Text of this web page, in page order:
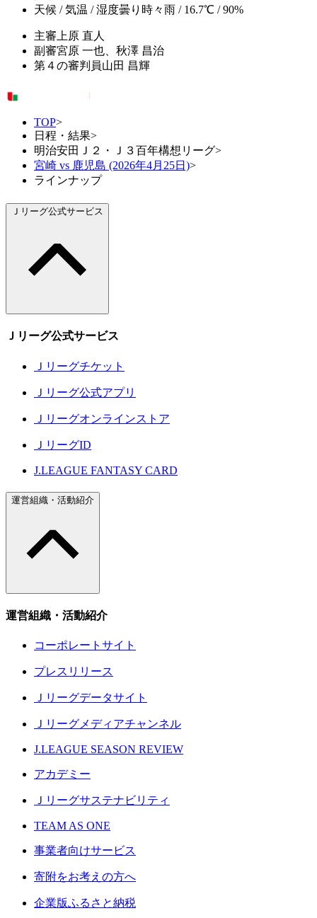
天候 / 気温 / 湿度曇り時々雨 / 16.7℃ / 90%
主審 上原 直人
副審宮原 一也、秋澤 昌治
第４の審判員山田 昌輝
TOP>
日程・結果>
明治安田Ｊ２・Ｊ３百年構想リーグ>
宮崎 vs 鹿児島 (2026年4月25日)>
ラインナップ
Ｊリーグ公式サービス
Ｊリーグ公式サービス
Ｊリーグチケット
Ｊリーグ公式アプリ
Ｊリーグオンラインストア
ＪリーグID
J.LEAGUE FANTASY CARD
運営組織・活動紹介
運営組織・活動紹介
コーポレートサイト
プレスリリース
Ｊリーグデータサイト
Ｊリーグメディアチャンネル
J.LEAGUE SEASON REVIEW
アカデミー
Ｊリーグサステナビリティ
TEAM AS ONE
事業者向けサービス
寄附をお考えの方へ
企業版ふるさと納税